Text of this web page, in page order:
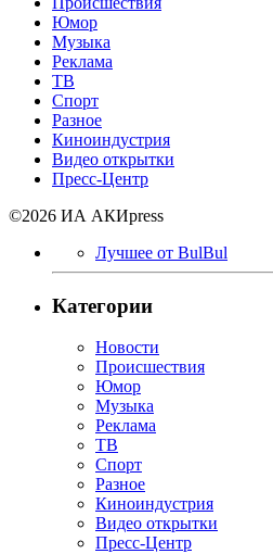
Юмор
Музыка
Реклама
ТВ
Спорт
Разное
Киноиндустрия
Видео открытки
Пресс-Центр
©2026 ИА АКИpress
Лучшее от BulBul
Категории
Новости
Происшествия
Юмор
Музыка
Реклама
ТВ
Спорт
Разное
Киноиндустрия
Видео открытки
Пресс-Центр